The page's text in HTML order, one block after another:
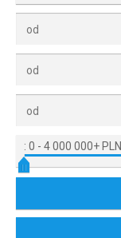
: 0 - 4 000 000+ PLN